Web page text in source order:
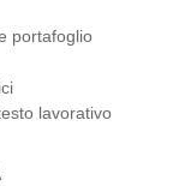
portafoglio
lavorativo